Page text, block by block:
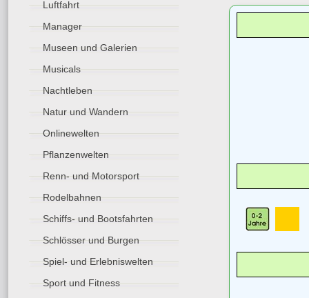
Luftfahrt
Manager
Museen und Galerien
Musicals
Nachtleben
Natur und Wandern
Onlinewelten
Pflanzenwelten
Renn- und Motorsport
Rodelbahnen
Schiffs- und Bootsfahrten
Schlösser und Burgen
Spiel- und Erlebniswelten
Sport und Fitness